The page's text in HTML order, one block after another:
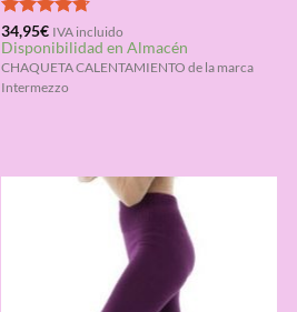
Valorado
con4.67
de 5
34,95€ IVA incluido
Disponibilidad en Almacén
CHAQUETA CALENTAMIENTO de la marca
Intermezzo